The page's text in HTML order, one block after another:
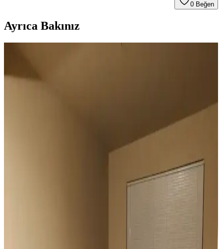
0 Beğen
Ayrıca Bakınız
Geniş Pencereler İçin Fonksiyonel ve Estetik Perde
Geniş pencereler için hücresel stor, iki stor perde kullanımı, rulo stor
ve pencere filmleri gibi işlevsel ve estetik perde seçenekleri manzara
Vintage yatakların mekâna uyumu, boyut ve yerleşim planlaması ile